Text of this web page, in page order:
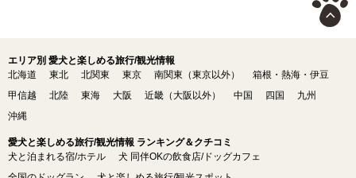
エリア別 愛犬と楽しめる旅行/観光情報
北海道
東北 北関東 東京 南関東（東京以外）
箱根・熱海・伊豆
甲信越
北陸 東海 大阪 近畿（大阪以外） 中国 四国
九州
沖縄
愛犬と楽しめる旅行/観光情報 ランキング＆クチコミ
犬と泊まれる宿/ホテル
犬 同伴OKの飲食店/ドッグカフェ